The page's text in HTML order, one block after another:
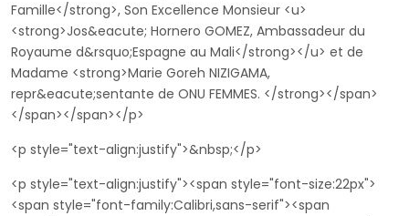
Famille</strong>, Son Excellence Monsieur <u>
<strong>Jos&eacute; Hornero GOMEZ, Ambassadeur du
Royaume d&rsquo;Espagne au Mali</strong></u> et de
Madame <strong>Marie Goreh NIZIGAMA,
repr&eacute;sentante de ONU FEMMES. </strong></span>
</span></span></p>
<p style="text-align:justify">&nbsp;</p>
<p style="text-align:justify"><span style="font-size:22px">
<span style="font-family:Calibri,sans-serif"><span